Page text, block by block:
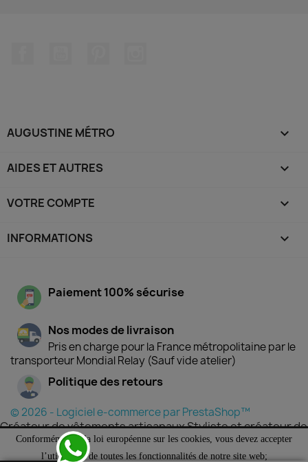
Conformément à la loi européenne sur les cookies, vous devez accepter
l’utilisation de toutes les fonctionnalités de notre site web;
AUGUSTINE MÉTRO 
AIDES ET AUTRES 
VOTRE COMPTE 
INFORMATIONS keyboard_arrow_down
Paiement 100% sécurise
Nos modes de livraison
Pris en charge pour la France métropolitaine par le
transporteur Mondial Relay (Sauf vide atelier)
Politique des retours
© 2026 - Logiciel e-commerce par PrestaShop™
Créateur de vêtements artisanaux Styliste et créateur de
mode Depuis 1988, Augustine Métro crée des vêtements
artisanaux uniques dans les Ardennes. Fabrication